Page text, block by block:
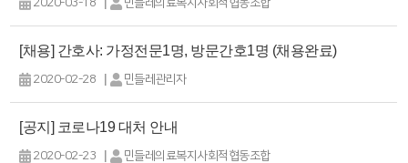
2020-03-18 민들레의료복지사회적협동조합
[채용] 간호사: 가정전문1명, 방문간호1명 (채용완료)
2020-02-28 | 민들레관리자
[공지] 코로나19 대처 안내
2020-02-23 | 민들레의료복지사회적협동조합